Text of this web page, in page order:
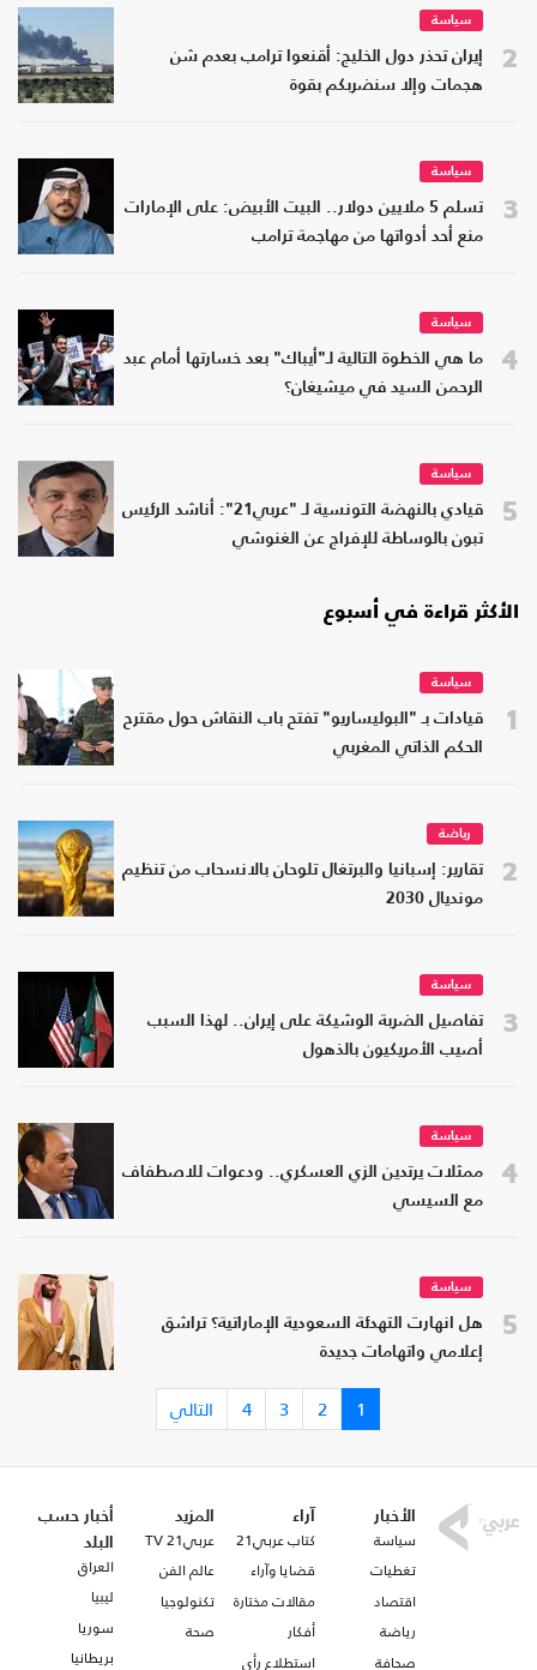
2
سياسة
إيران تحذر دول الخليج: أقنعوا ترامب بعدم شن
هجمات وإلا سنضربكم بقوة
3
سياسة
تسلم 5 ملايين دولار.. البيت الأبيض: على الإمارات
منع أحد أدواتها من مهاجمة ترامب
4
سياسة
ما هي الخطوة التالية لـ"أيباك" بعد خسارتها أمام عبد
الرحمن السيد في ميشيغان؟
5
سياسة
قيادي بالنهضة التونسية لـ "عربي21": أناشد الرئيس
تبون بالوساطة للإفراج عن الغنوشي
الأكثر قراءة في أسبوع
1
سياسة
قيادات بـ "البوليساريو" تفتح باب النقاش حول مقترح
الحكم الذاتي المغربي
2
رياضة
تقارير: إسبانيا والبرتغال تلوحان بالانسحاب من تنظيم
مونديال 2030
3
سياسة
تفاصيل الضربة الوشيكة على إيران.. لهذا السبب
أصيب الأمريكيون بالذهول
4
سياسة
ممثلات يرتدين الزي العسكري.. ودعوات للاصطفاف
مع السيسي
5
سياسة
هل انهارت التهدئة السعودية الإماراتية؟ تراشق
إعلامي واتهامات جديدة
1
2
3
4 التالي
الأخبار
سياسة
تغطيات
اقتصاد
رياضة
صحافة
آراء
كتاب عربي21
قضايا وآراء
مقالات مختارة
أفكار
استطلاع رأي
المزيد
عربي21 TV
عالم الفن
تكنولوجيا
صحة
أخبار حسب
البلد
العراق
ليبيا
سوريا
بريطانيا